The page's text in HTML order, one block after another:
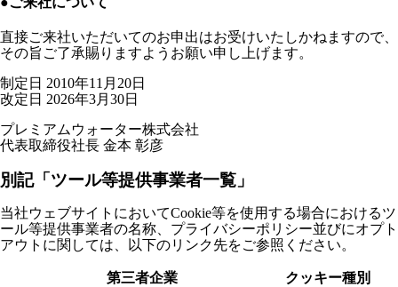
直接ご来社いただいてのお申出はお受けいたしかねますので、
その旨ご了承賜りますようお願い申し上げます。
制定日 2010年11月20日
改定日 2026年3月30日
プレミアムウォーター株式会社
代表取締役社長 金本 彰彦
別記「ツール等提供事業者一覧」
当社ウェブサイトにおいてCookie等を使用する場合におけるツ
ール等提供事業者の名称、プライバシーポリシー並びにオプト
アウトに関しては、以下のリンク先をご参照ください。
第三者企業
クッキー種別